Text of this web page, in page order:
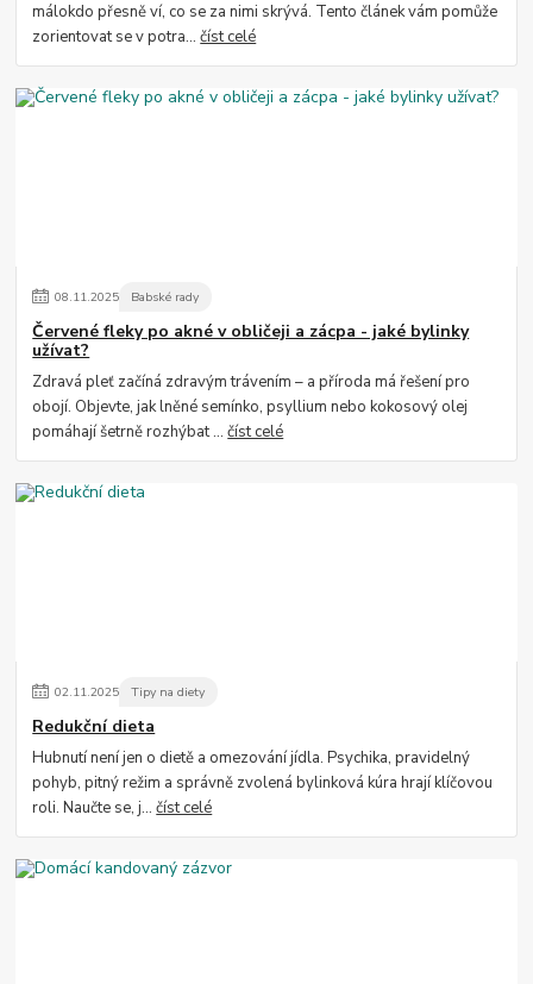
málokdo přesně ví, co se za nimi skrývá. Tento článek vám pomůže
zorientovat se v potra...číst celé
08.11.2025 Babské rady
Červené fleky po akné v obličeji a zácpa - jaké bylinky
užívat?
Zdravá pleť začíná zdravým trávením – a příroda má řešení pro
obojí. Objevte, jak lněné semínko, psyllium nebo kokosový olej
pomáhají šetrně rozhýbat ...číst celé
02.11.2025 Tipy na diety
Redukční dieta
Hubnutí není jen o dietě a omezování jídla. Psychika, pravidelný
pohyb, pitný režim a správně zvolená bylinková kúra hrají klíčovou
roli. Naučte se, j...číst celé